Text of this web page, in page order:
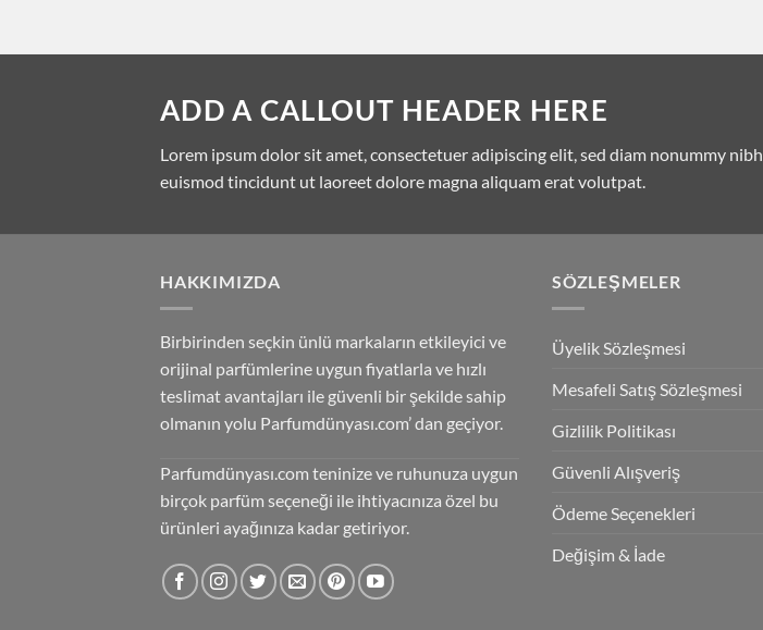
ADD A CALLOUT HEADER HERE
Lorem ipsum dolor sit amet, consectetuer adipiscing elit, sed diam nonummy nibh
euismod tincidunt ut laoreet dolore magna aliquam erat volutpat.
HAKKIMIZDA
Birbirinden seçkin ünlü markaların etkileyici ve
orijinal parfümlerine uygun fiyatlarla ve hızlı
teslimat avantajları ile güvenli bir şekilde sahip
olmanın yolu Parfumdünyası.com’ dan geçiyor.
Parfumdünyası.com teninize ve ruhunuza uygun
birçok parfüm seçeneği ile ihtiyacınıza özel bu
ürünleri ayağınıza kadar getiriyor.
SÖZLEŞMELER
Üyelik Sözleşmesi
Mesafeli Satış Sözleşmesi
Gizlilik Politikası
Güvenli Alışveriş
Ödeme Seçenekleri
Değişim & İade